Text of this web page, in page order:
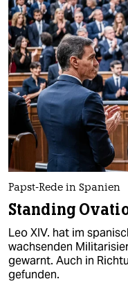
Papst-Rede in Spanien
Standing
Leo XIV. hat im
wachsenden
gewarnt. Auch in
gefunden.